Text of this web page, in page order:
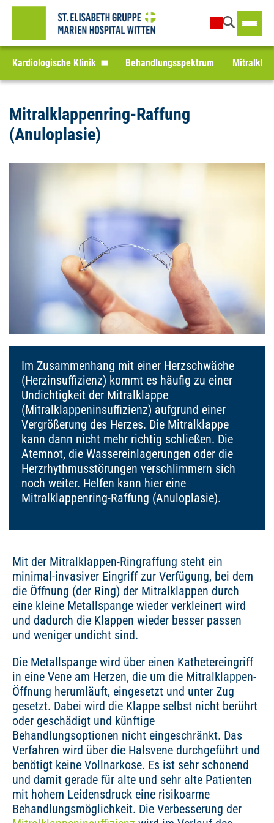
Kardiologische Klinik Behandlungsspektrum
Mitralklappenring-Raffung
(Anuloplasie)
Im Zusammenhang mit einer Herzschwäche
(Herzinsuffizienz) kommt es häufig zu einer
Undichtigkeit der Mitralklappe
(Mitralklappeninsuffizienz) aufgrund einer
Vergrößerung des Herzes. Die Mitralklappe
kann dann nicht mehr richtig schließen. Die
Atemnot, die Wassereinlagerungen oder die
Herzrhythmusstörungen verschlimmern sich
noch weiter. Helfen kann hier eine
Mitralklappenring-Raffung (Anuloplasie).
Mit der Mitralklappen-Ringraffung steht ein
minimal-invasiver Eingriff zur Verfügung, bei dem
die Öffnung (der Ring) der Mitralklappen durch
eine kleine Metallspange wieder verkleinert wird
und dadurch die Klappen wieder besser passen
und weniger undicht sind.
Die Metallspange wird über einen Kathetereingriff
in eine Vene am Herzen, die um die Mitralklappen-
Öffnung herumläuft, eingesetzt und unter Zug
gesetzt. Dabei wird die Klappe selbst nicht berührt
oder geschädigt und künftige
Behandlungsoptionen nicht eingeschränkt. Das
Verfahren wird über die Halsvene durchgeführt und
benötigt keine Vollnarkose. Es ist sehr schonend
und damit gerade für alte und sehr alte Patienten
mit hohem Leidensdruck eine risikoarme
Behandlungsmöglichkeit. Die Verbesserung der